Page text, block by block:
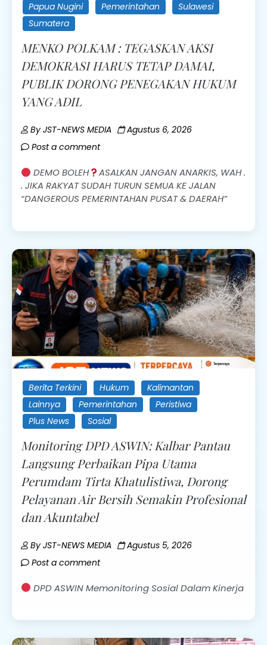
Papua Nugini
Pemerintahan
Sulawesi
Sumatera
MENKO POLKAM : TEGASKAN AKSI
DEMOKRASI HARUS TETAP DAMAI,
PUBLIK DORONG PENEGAKAN HUKUM
YANG ADIL
ByJST-NEWS MEDIA
Agustus 6, 2026
Post a comment
DEMO BOLEH
ASALKAN JANGAN ANARKIS, WAH .
. JIKA RAKYAT SUDAH TURUN SEMUA KE JALAN
“DANGEROUS PEMERINTAHAN PUSAT & DAERAH”
Berita Terkini Hukum
Kalimantan
Lainnya
Pemerintahan
Peristiwa
Plus News
Sosial
Monitoring DPD ASWIN: Kalbar Pantau
Langsung Perbaikan Pipa Utama
Perumdam Tirta Khatulistiwa, Dorong
Pelayanan Air Bersih Semakin Profesional
dan Akuntabel
ByJST-NEWS MEDIA
Agustus 5, 2026
Post a comment
DPD ASWIN Memonitoring Sosial Dalam Kinerja